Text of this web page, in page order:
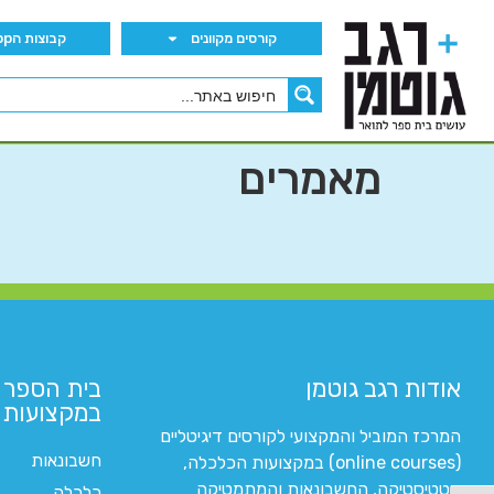
קורסים מקוונים קבוצות הWhatsApp
מאמרים
אודות רגב גוטמן
המרכז המוביל והמקצועי לקורסים דיגיטליים
(online courses) במקצועות הכלכלה,
סטטיסטיקה, החשבונאות והמתמטיקה
בית
במקצועות
חשבונאות